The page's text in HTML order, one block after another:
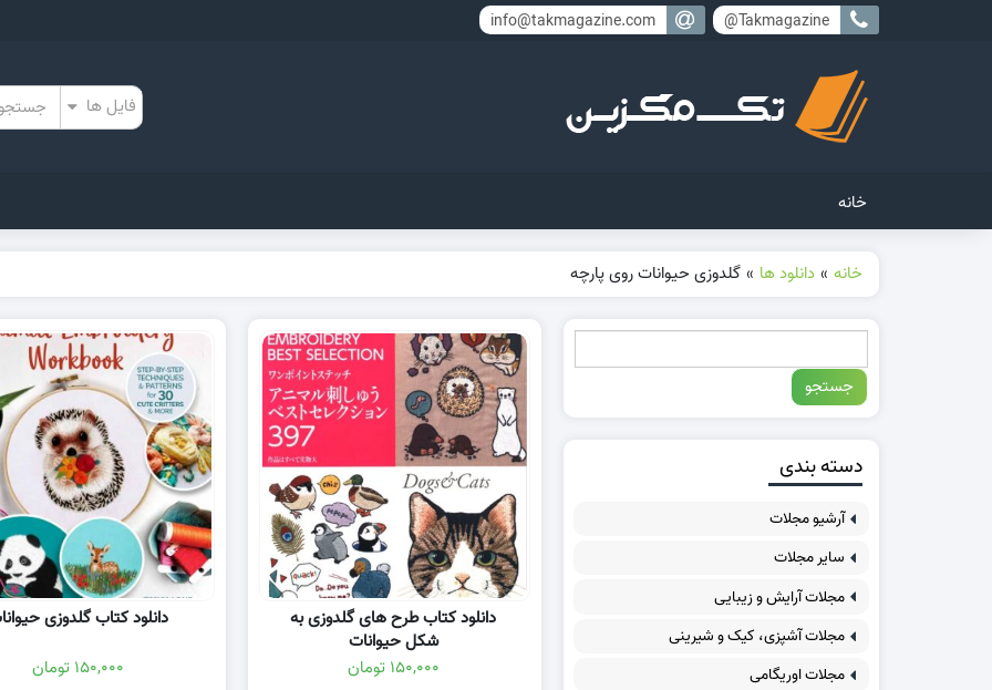
Takmagazine@
info@takmagazine.com
خانه
خانه » دانلود ها » گلدوزی حیوانات روی پارچه
دانلود کتاب طرح های گلدوزی به
شکل حیوانات
۱۵۰,۰۰۰ تومان
دانلود کتاب گلدوزی
۱۵۰,۰۰۰ تومان
دسته بندی
آرشیو مجلات
سایر مجلات
مجلات آرایش و زیبایی
مجلات آشپزی، کیک و شیرینی
مجلات اوریگامی